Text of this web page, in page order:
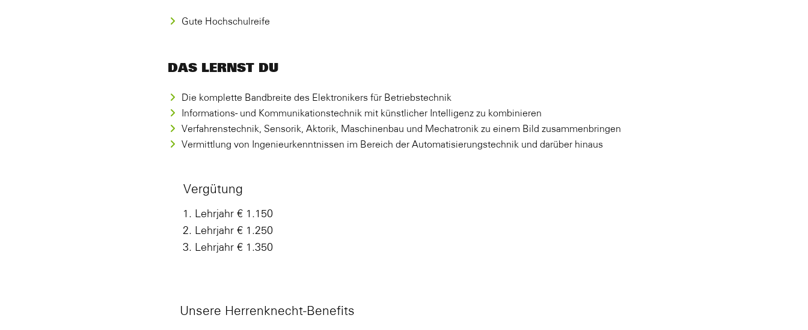
Gute Hochschulreife
DAS LERNST DU
Die komplette Bandbreite des Elektronikers für Betriebstechnik
Informations- und Kommunikationstechnik mit künstlicher Intelligenz zu kombinieren
Verfahrenstechnik, Sensorik, Aktorik, Maschinenbau und Mechatronik zu einem Bild zusammenbringen
Vermittlung von Ingenieurkenntnissen im Bereich der Automatisierungstechnik und darüber hinaus
Vergütung
1. Lehrjahr € 1.150
2. Lehrjahr € 1.250
3. Lehrjahr € 1.350
Unsere Herrenknecht-Benefits